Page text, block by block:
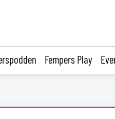
Fempers Play